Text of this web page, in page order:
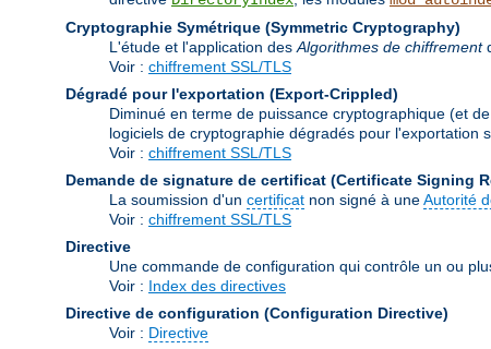
Cryptographie Symétrique (Symmetric Cryptography)
L'étude et l'application des Algorithmes de chiffrement
Voir : chiffrement SSL/TLS
Dégradé pour l'exportation (Export-Crippled)
Diminué en terme de puissance cryptographique (et
logiciels de cryptographie dégradés pour l'exportation
Voir : chiffrement SSL/TLS
Demande de signature de certificat (Certificate Signing
La soumission d'un certificat non signé à uneAutorité
Voir : chiffrement SSL/TLS
Directive
Une commande de configuration qui contrôle un ou
Voir : Index des directives
Directive de configuration (Configuration Directive)
Voir : Directive